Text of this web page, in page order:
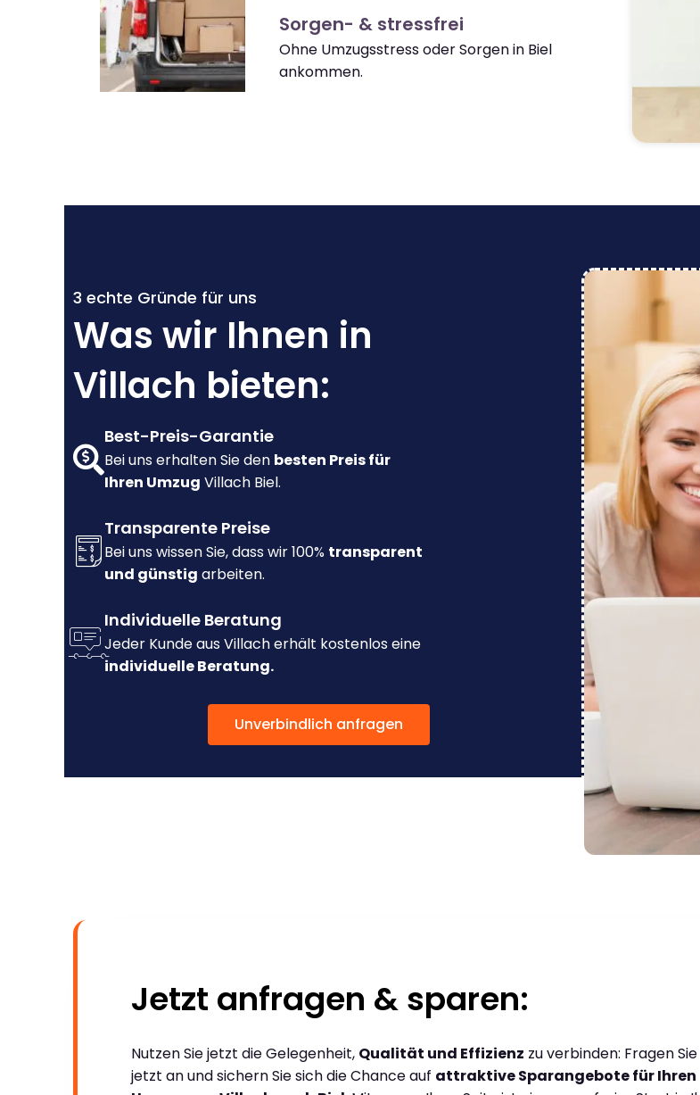
Sorgen- & stressfrei
Ohne Umzugsstress oder Sorgen in Biel
ankommen.
3 echte Gründe für uns
Was wir Ihnen in
Villach bieten:
Best-Preis-Garantie
Bei uns erhalten Sie den besten Preis für
Ihren Umzug Villach Biel.
Transparente Preise
Bei uns wissen Sie, dass wir 100% transparent
und günstig arbeiten.
Individuelle Beratung
Jeder Kunde aus Villach erhält kostenlos eine
individuelle Beratung.
Unverbindlich anfragen
Jetzt anfragen & sparen:
Nutzen Sie jetzt die Gelegenheit, Qualität und Effizienz zu verbinden: Fragen Sie
jetzt an und sichern Sie sich die Chance auf attraktive Sparangebote für Ihren